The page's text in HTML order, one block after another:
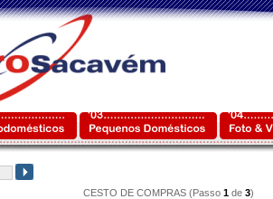
CESTO DE COMPRAS (Passo 1de 3)